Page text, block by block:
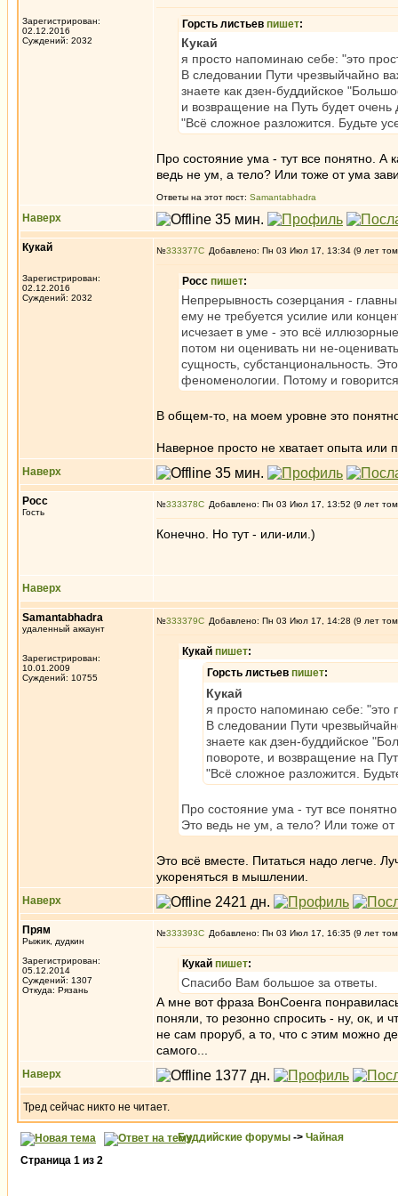
Зарегистрирован:
02.12.2016
Суждений: 2032
Горсть листьев пишет:
Кукай
я просто напоминаю себе: "это
В следовании Пути чрезвыйчайно
знаете как дзен-буддийское
и возвращение на Путь будет очень
"Всё сложное разложится. Будьте
Про состояние ума - тут все понятно.
ведь не ум, а тело? Или тоже от ума
Ответы на этот пост: Samantabhadra
Наверх
Кукай
Зарегистрирован:
02.12.2016
Суждений: 2032
№333377 Добавлено: Пн 03 Июл 17, 13:34 (9 лет
Росс пишет:
Непрерывность созерцания -
ему не требуется усилие или
исчезает в уме - это всё
потом ни оценивать ни не-
сущность, субстанциональность.
феноменологии. Потому и
В общем-то, на моем уровне это
Наверное просто не хватает опыта или
Наверх
Росс
Гость
№333378 Добавлено: Пн 03 Июл 17, 13:52 (9 лет
Конечно. Но тут - или-или.)
Наверх
Samantabhadra
удаленный аккаунт
Зарегистрирован:
10.01.2009
Суждений: 10755
№333379 Добавлено: Пн 03 Июл 17, 14:28 (9 лет
Кукай пишет:
Горсть листьев пишет:
Кукай
я просто напоминаю себе: "это
В следовании Пути
знаете как дзен-буддийское
повороте, и возвращение на
"Всё сложное разложится.
Про состояние ума - тут все
Это ведь не ум, а тело? Или тоже от
Это всё вместе. Питаться надо легче.
укореняться в мышлении.
Наверх
Прям
Рыжик, дудкин
Зарегистрирован:
05.12.2014
Суждений: 1307
Откуда: Рязань
№333393 Добавлено: Пн 03 Июл 17, 16:35 (9 лет
Кукай пишет:
Cпасибо Вам большое за ответы.
А мне вот фраза ВонСоенга
поняли, то резонно спросить - ну, ок, и
не сам проруб, а то, что с этим можно
самого...
Наверх
Тред сейчас никто не читает.
Буддийские форумы -> Чайная
Страница 1 из 2